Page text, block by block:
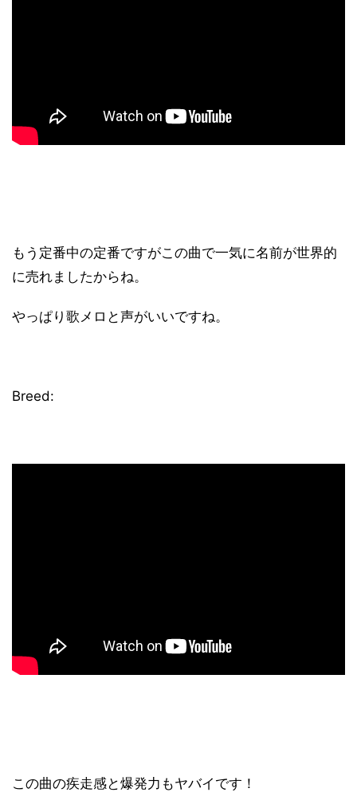
もう定番中の定番ですがこの曲で一気に名前が世界的
に売れましたからね。
やっぱり歌メロと声がいいですね。
Breed:
この曲の疾走感と爆発力もヤバイです！